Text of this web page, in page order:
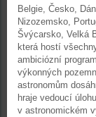
Belgie, Česko,
Nizozemsko,
Švýcarsko, Velká
která hostí
ambiciózní
výkonných
astronomům
hraje vedoucí
v astronomickém